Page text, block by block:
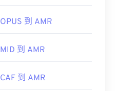
OPUS 到 AMR
MID 到 AMR
CAF 到 AMR